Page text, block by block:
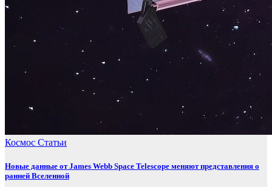
Космос Статьи
Новые данные от James Webb Space Telescope меняют представления о
ранней Вселенной